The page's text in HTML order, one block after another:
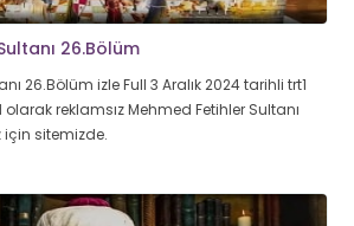
26.Bölüm
26.Bölüm izle Full 3 Aralık 2024 tarihli trt1
reklamsız Mehmed Fetihler Sultanı
sitemizde.